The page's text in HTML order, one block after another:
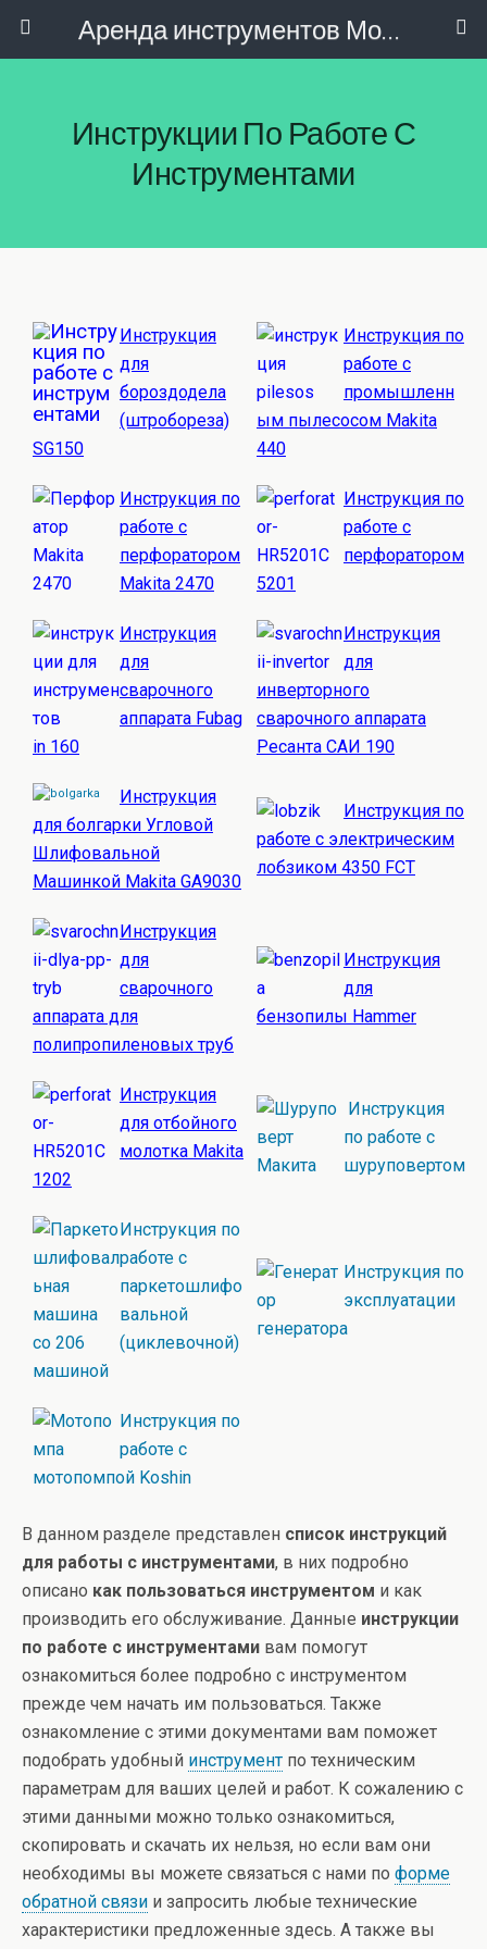
Аренда инструментов Москва
Инструкции По Работе С
Инструментами
Инструкция
для
бороздодела
(штробореза)
SG150
Инструкция по
работе с
промышленн
ым пылесосом Makita
440
Инструкция по
работе с
перфоратором
Makita 2470
Инструкция по
работе с
перфоратором
5201
Инструкция
для
сварочного
аппарата Fubag
in 160
Инструкция
для
инверторного
сварочного аппарата
Ресанта САИ 190
Инструкция
для болгарки Угловой
Шлифовальной
Машинкой Makita GA9030
Инструкция по
работе с электрическим
лобзиком 4350 FCT
Инструкция
для
сварочного
аппарата для
полипропиленовых труб
Инструкция
для
бензопилы Hammer
Инструкция
для отбойного
молотка Makita
1202
Инструкция
по работе с
шуруповертом
Инструкция по
работе с
паркетошлифо
вальной
(циклевочной)
машиной
Инструкция по
эксплуатации
генератора
Инструкция по
работе с
мотопомпой Koshin
В данном разделе представлен список инструкций
для работы с инструментами, в них подробно
описано как пользоваться инструментом и как
производить его обслуживание. Данные инструкции
по работе с инструментами вам помогут
ознакомиться более подробно с инструментом
прежде чем начать им пользоваться. Также
ознакомление с этими документами вам поможет
подобрать удобный инструмент по техническим
параметрам для ваших целей и работ. К сожалению с
этими данными можно только ознакомиться,
скопировать и скачать их нельзя, но если вам они
необходимы вы можете связаться с нами по форме
обратной связи и запросить любые технические
характеристики предложенные здесь. А также вы